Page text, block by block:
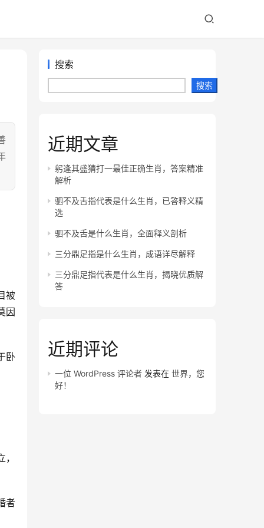
被
因
卧
者
搜索
搜索
近期文章
躬逢其盛猜打一最佳正确生肖，答案精准
解析
驷不及舌指代表是什么生肖，已答释义精
选
驷不及舌是什么生肖，全面释义剖析
三分鼎足指是什么生肖，成语详尽解释
三分鼎足指代表是什么生肖，揭晓优质解
答
近期评论
一位 WordPress 评论者 发表在 世界，您
好！